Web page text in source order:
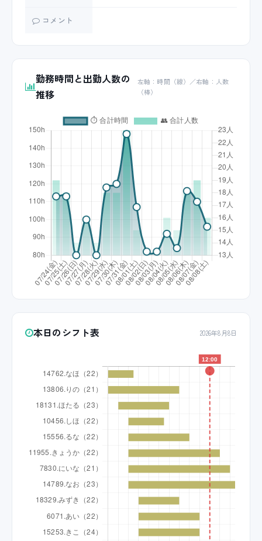
コメント
勤務時間と出勤人数の
推移
左軸：時間（線）／右軸：人数
（棒）
本日のシフト表 2026年8月8日